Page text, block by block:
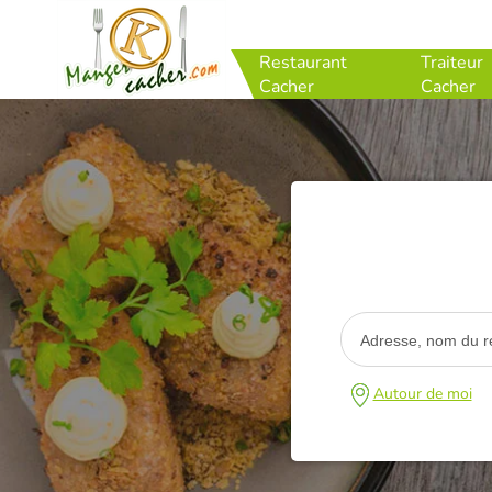
Restaurant
Cacher
Traiteur
Cacher
Autour de moi